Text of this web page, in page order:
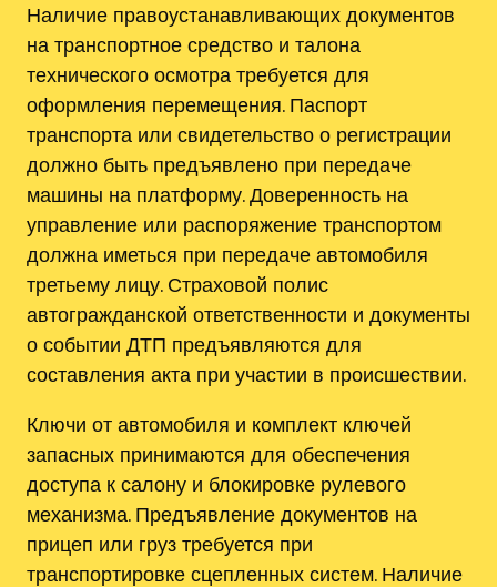
Наличие правоустанавливающих документов
на транспортное средство и талона
технического осмотра требуется для
оформления перемещения. Паспорт
транспорта или свидетельство о регистрации
должно быть предъявлено при передаче
машины на платформу. Доверенность на
управление или распоряжение транспортом
должна иметься при передаче автомобиля
третьему лицу. Страховой полис
автогражданской ответственности и документы
о событии ДТП предъявляются для
составления акта при участии в происшествии.
Ключи от автомобиля и комплект ключей
запасных принимаются для обеспечения
доступа к салону и блокировке рулевого
механизма. Предъявление документов на
прицеп или груз требуется при
транспортировке сцепленных систем. Наличие